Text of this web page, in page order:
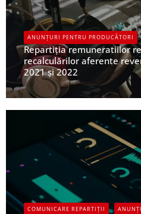
ANUNȚURI PENTRU PRODUCĂTORI
Repartiția remuneratiilor
recalculărilor aferente
2021 și 2022
UPFR
COMUNICARE REPARTIȚII